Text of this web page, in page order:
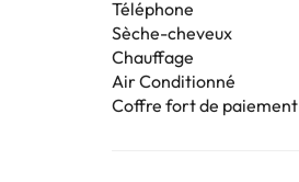
Téléphone
Sèche-cheveux
Chauffage
Air Conditionné
Coffre fort de paiement